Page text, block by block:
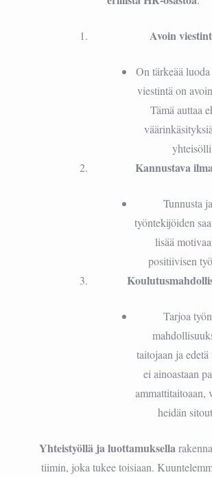
Avoin
On tärkeää
viestintä on
Tämä auttaa
Kannustava
Tunnusta
työntekijöiden
lisää
positiivisen
Tarjoa
taitojaan ja
ei ainoastaan
ammattitaitoaan,
heidän
Yhteistyöllä ja luottamuksella
tiimin, joka tukee toisiaan.